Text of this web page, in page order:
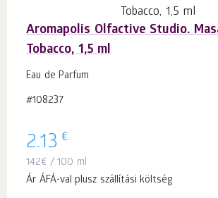
Aromapolis Olfactive Studio.
Tobacco, 1,5 ml
Eau de Parfum
#108237
2.13 €
142€ / 100 ml
Ár ÁFÁ-val plusz szállítási költség